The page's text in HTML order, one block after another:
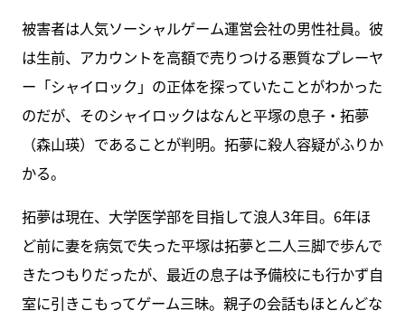
被害者は人気ソーシャルゲーム運営会社の男性社員。彼
は生前、アカウントを高額で売りつける悪質なプレーヤ
ー「シャイロック」の正体を探っていたことがわかった
のだが、そのシャイロックはなんと平塚の息子・拓夢
（森山瑛）であることが判明。拓夢に殺人容疑がふりか
かる。
拓夢は現在、大学医学部を目指して浪人3年目。6年ほ
ど前に妻を病気で失った平塚は拓夢と二人三脚で歩んで
きたつもりだったが、最近の息子は予備校にも行かず自
室に引きこもってゲーム三昧。親子の会話もほとんどな